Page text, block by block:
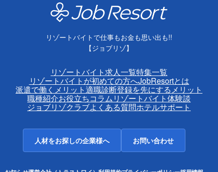
リゾートバイトで仕事もお金も思い出も!!
【ジョブリゾ】
リゾートバイト求人一覧特集一覧
リゾートバイトが初めての方へJobResortとは
派遣で働くメリット適職診断登録を先にするメリット
職種紹介お役立ちコラムリゾートバイト体験談
ジョブリゾクラブよくある質問ホテルサポート
人材をお探しの企業様へ お問い合わせ